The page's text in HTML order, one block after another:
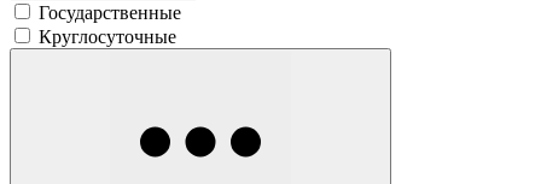
Государственные
Круглосуточные